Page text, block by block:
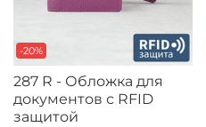
-20%
287 R - Обложка для
документов с RFID
защитой